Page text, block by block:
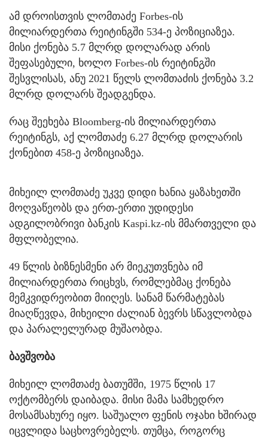
ამ დროისთვის ლომთაძე Forbes-ის
მილიარდერთა რეიტინგში 534-ე პოზიციაზეა.
მისი ქონება 5.7 მლრდ დოლარად არის
შეფასებული, ხოლო Forbes-ის რეიტინგში
შესვლისას, ანუ 2021 წელს ლომთაძის ქონება 3.2
მლრდ დოლარს შეადგენდა.
რაც შეეხება Bloomberg-ის მილიარდერთა
რეიტინგს, აქ ლომთაძე 6.27 მლრდ დოლარის
ქონებით 458-ე პოზიციაზეა.
მიხეილ ლომთაძე უკვე დიდი ხანია ყაზახეთში
მოღვაწეობს და ერთ-ერთი უდიდესი
ადგილობრივი ბანკის Kaspi.kz-ის მმართველი და
მფლობელია.
49 წლის ბიზნესმენი არ მიეკუთვნება იმ
მილიარდერთა რიცხვს, რომლებმაც ქონება
მემკვიდრეობით მიიღეს. სანამ წარმატებას
მიაღწევდა, მიხეილი ძალიან ბევრს სწავლობდა
და პარალელურად მუშაობდა.
ბავშვობა
მიხეილ ლომთაძე ბათუმში, 1975 წლის 17
ოქტომბერს დაიბადა. მისი მამა სამხედრო
მოსამსახურე იყო. საშუალო ფენის ოჯახი ხშირად
იცვლიდა საცხოვრებელს. თუმცა, როგორც